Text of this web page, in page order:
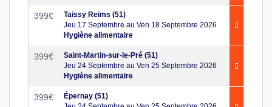
399€
Taissy Reims (51)
Jeu 17 Septembre au Ven 18 Septembre 2026
Hygiène alimentaire
399€
Saint-Martin-sur-le-Pré (51)
Jeu 24 Septembre au Ven 25 Septembre 2026
Hygiène alimentaire
399€
Épernay (51)